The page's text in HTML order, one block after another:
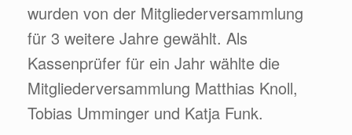
wurden von der Mitgliederversammlung
für 3 weitere Jahre gewählt. Als
Kassenprüfer für ein Jahr wählte die
Mitgliederversammlung Matthias Knoll,
Tobias Umminger und Katja Funk.